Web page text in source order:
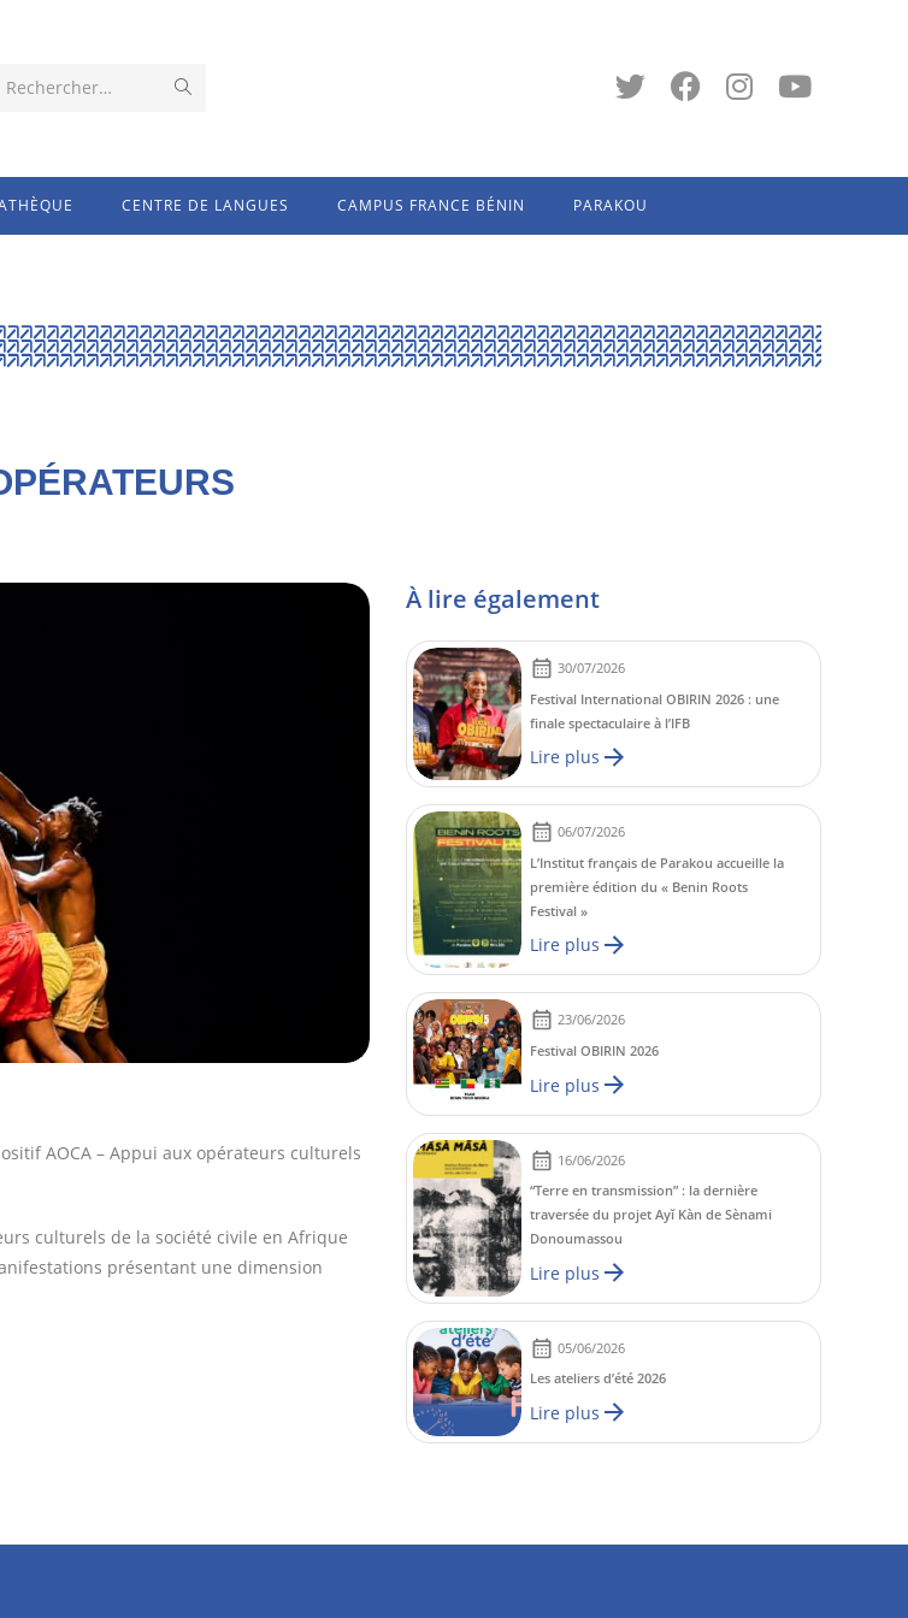
Rechercher…
CENTRE DE LANGUES CAMPUS FRANCE BÉNIN PARAKOU
AOCA – Appui aux opérateurs culturels
culturels de la société civile en Afrique
présentant une dimension
À lire également
30/07/2026
Festival International OBIRIN 2026 : une
finale spectaculaire à l’IFB
Lire plus
06/07/2026
L’Institut français de Parakou accueille la
première édition du « Benin Roots
Festival »
Lire plus
23/06/2026
Festival OBIRIN 2026
Lire plus
16/06/2026
“Terre en transmission” : la dernière
traversée du projet Ayĭ Kàn de Sènami
Donoumassou
Lire plus
05/06/2026
Les ateliers d’été 2026
Lire plus